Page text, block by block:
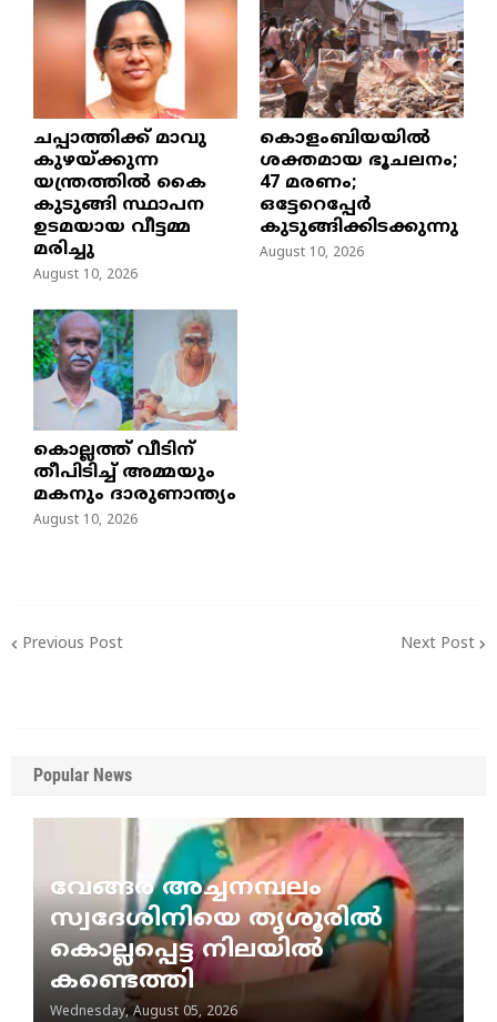
ചപ്പാത്തിക്ക് മാവു
കുഴയ്ക്കുന്ന
യന്ത്രത്തിൽ കൈ
കുടുങ്ങി സ്ഥാപന
ഉടമയായ വീട്ടമ്മ
മരിച്ചു
August 10, 2026
കൊളംബിയയില്‍
ശക്തമായ ഭൂചലനം;
47 മരണം;
ഒട്ടേറെപ്പേര്‍
കുടുങ്ങിക്കിടക്കുന്നു
August 10, 2026
കൊല്ലത്ത് വീടിന്
തീപിടിച്ച് അമ്മയും
മകനും ദാരുണാന്ത്യം
August 10, 2026
Previous Post Next Post
Popular News
വേങ്ങര അച്ചനമ്പലം
സ്വദേശിനിയെ തൃശൂരിൽ
കൊല്ലപ്പെട്ട നിലയിൽ
കണ്ടെത്തി
Wednesday, August 05, 2026